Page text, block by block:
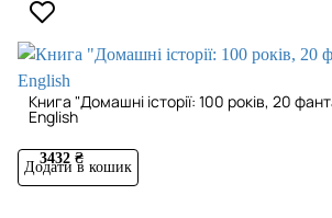
Книга "Домашні історії: 100 років, 20
English
3432 ₴
Додати в кошик